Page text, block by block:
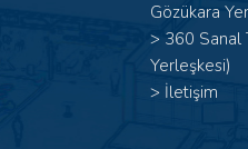
Gözükara
> 360 Sanal
Yerleşkesi)
> İletişim